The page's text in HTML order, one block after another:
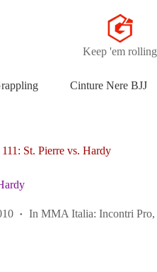
Keep 'em rolling
Cinture Nere BJJ
St. Pierre vs. Hardy
In MMA Italia: Incontri Pro,